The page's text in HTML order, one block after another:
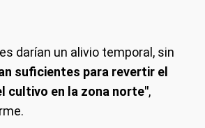
darían un alivio temporal, sin
suficientes para revertir el
cultivo en la zona norte",